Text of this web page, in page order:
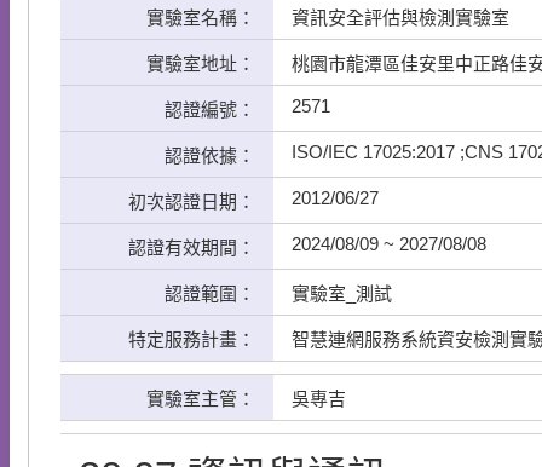
實驗室名稱： 資訊安全評估與檢測實驗室
實驗室地址： 桃園市龍潭區佳安里中正路佳
認證編號： 2571
認證依據： ISO/IEC 17025:2017 ;CNS
初次認證日期： 2012/06/27
認證有效期間： 2024/08/09 ~ 2027/08/08
認證範圍： 實驗室_測試
特定服務計畫： 智慧連網服務系統資安檢測實
實驗室主管： 吳專吉